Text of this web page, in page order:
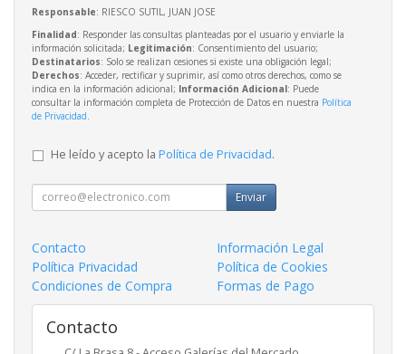
Responsable: RIESCO SUTIL, JUAN JOSE
Finalidad: Responder las consultas planteadas por el usuario y enviarle la
información solicitada; Legitimación: Consentimiento del usuario;
Destinatarios: Solo se realizan cesiones si existe una obligación legal;
Derechos: Acceder, rectificar y suprimir, así como otros derechos, como se
indica en la información adicional; Información Adicional: Puede
consultar la información completa de Protección de Datos en nuestra Política
de Privacidad
He leído y acepto la Política de Privacidad.
Enviar
Contacto
Información Legal
Política Privacidad
Política de Cookies
Condiciones de Compra
Formas de Pago
Contacto